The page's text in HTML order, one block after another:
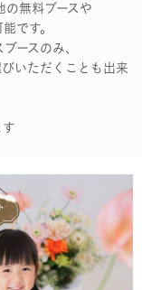
の無料ブースや
です。
ースのみ、
いただくことも出来
す